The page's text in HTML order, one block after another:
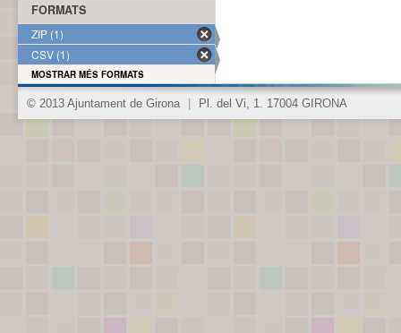
FORMATS
ZIP (1)
CSV (1)
MOSTRAR MÉS FORMATS
© 2013 Ajuntament de Girona Pl. del Vi, 1. 17004 GIRONA